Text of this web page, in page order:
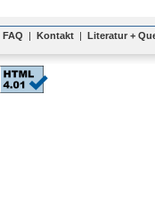
FAQ | Kontakt | Literatur +